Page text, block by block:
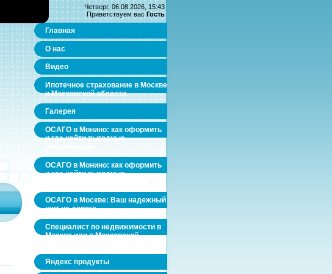
Четверг, 06.08.2026, 15:43
Приветствуем вас Гость
Главная
О нас
Видео
Ипотечное страхование в Москве
и Московской области.
Галерея
ОСАГО в Монино: как оформить
и где найти выгодные
ОСАГО в Монино: как оформить
и где найти выгодные
ОСАГО в Москве: Ваш надежный
щит на дороге
Специалист по недвижимости в
Москве или в Московской
Яндекс продукты